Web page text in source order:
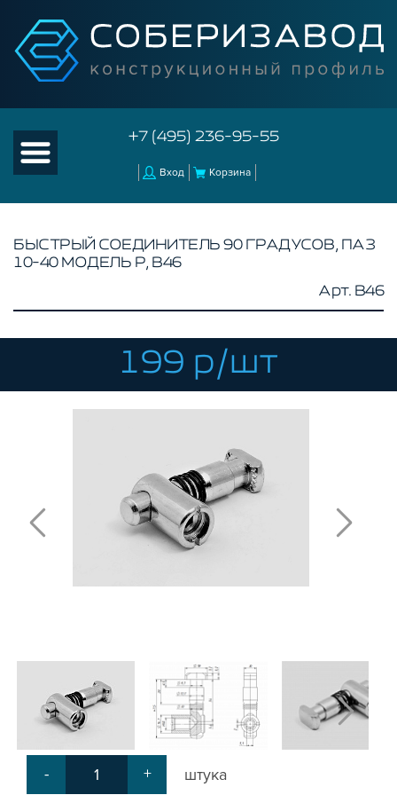
+7 (495) 236-95-55
Вход Корзина
КАТАЛОГ ТОВАРОВ
КОНСТРУКЦИОННЫЙ ПРОФИЛЬ
КОМПЛЕКТУЮЩИЕ К ЧПУ
АКСЕССУАРЫ ДЛЯ V-ПАЗА
Т-БОЛТЫ И Т-ГАЙКИ
СИСТЕМА ТРУБНАЯ МОДУЛЬНАЯ
СИСТЕМА ТРУБНАЯ КОНСТРУКЦИОННАЯ
ВНУТРЕННИЕ УГЛОВЫЕ СОЕДИНИТЕЛИ
АДДИТИВНЫЕ ТОВАРЫ
ОБЩЕСТРОИТЕЛЬНЫЙ ПРОФИЛЬ
ПОДШИПНИКИ
ЛИНЕЙНЫЕ СОЕДИНИТЕЛИ
ДОПОЛНИТЕЛЬНАЯ ОБРАБОТКА
ПАРАЛЛЕЛЬНЫЕ СОЕДИНИТЕЛИ
ПРОМЫШЛЕННАЯ МЕБЕЛЬ
БЫСТРЫЙ СОЕДИНИТЕЛЬ 90 ГРАДУСОВ, ПАЗ
10-40 МОДЕЛЬ P, B46
Арт. B46
199 р/шт
- + штука